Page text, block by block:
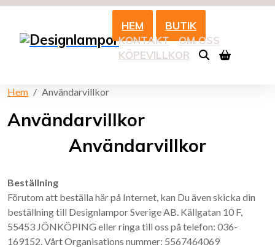
HEM
BUTIK
KONTAKT
OM OSS
KÖPEVILLKOR
Hem Användarvillkor
Användarvillkor
Användarvillkor
Beställning
Förutom att beställa här på Internet, kan Du även skicka din
beställning till Designlampor Sverige AB. Källgatan 10 F,
55453 JÖNKÖPING eller ringa till oss på telefon: 036-
169152. Vårt Organisations nummer: 5567464069